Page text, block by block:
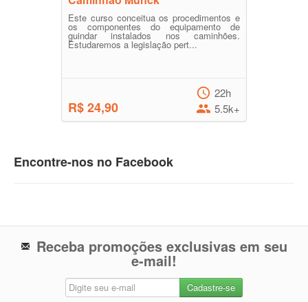
Este curso conceitua os procedimentos e
os componentes do equipamento de
guindar instalados nos caminhões.
Estudaremos a legislação pert...
R$ 24,90
22h
5.5k+
Encontre-nos no Facebook
Receba promoções exclusivas em seu
e-mail!